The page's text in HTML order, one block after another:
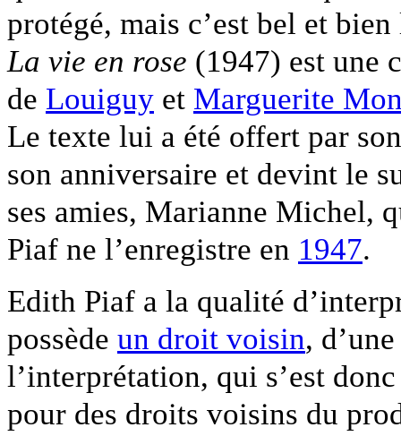
protégé, mais c’est bel et
La vie en rose (1947) est une
de Louiguy et Marguerite
Le texte lui a été offert par
son anniversaire et devint le
ses amies, Marianne Michel,
Piaf ne l’enregistre en 1947.
Edith Piaf a la qualité
possède un droit voisin,
l’interprétation, qui s’est
pour des droits voisins du